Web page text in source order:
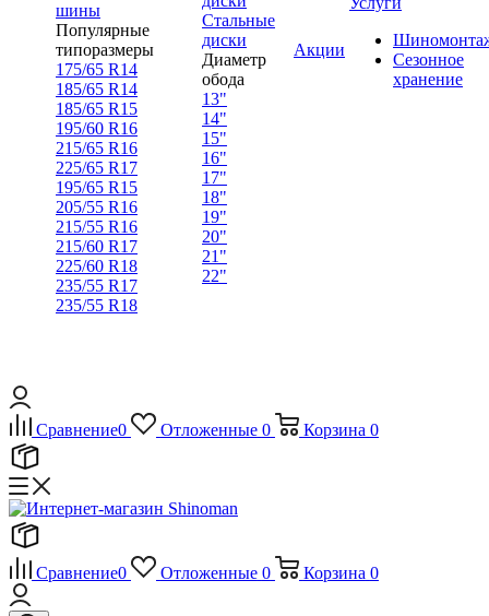
шины
Популярные
типоразмеры
175/65 R14
185/65 R14
185/65 R15
195/60 R16
215/65 R16
225/65 R17
195/65 R15
205/55 R16
215/55 R16
215/60 R17
225/60 R18
235/55 R17
235/55 R18
Стальные
диски
Диаметр
обода
13"
14"
15"
16"
17"
18"
19"
20"
21"
22"
Акции
Сезонное
хранение
Сравнение0 Отложенные 0 Корзина 0
Сравнение0 Отложенные 0 Корзина 0